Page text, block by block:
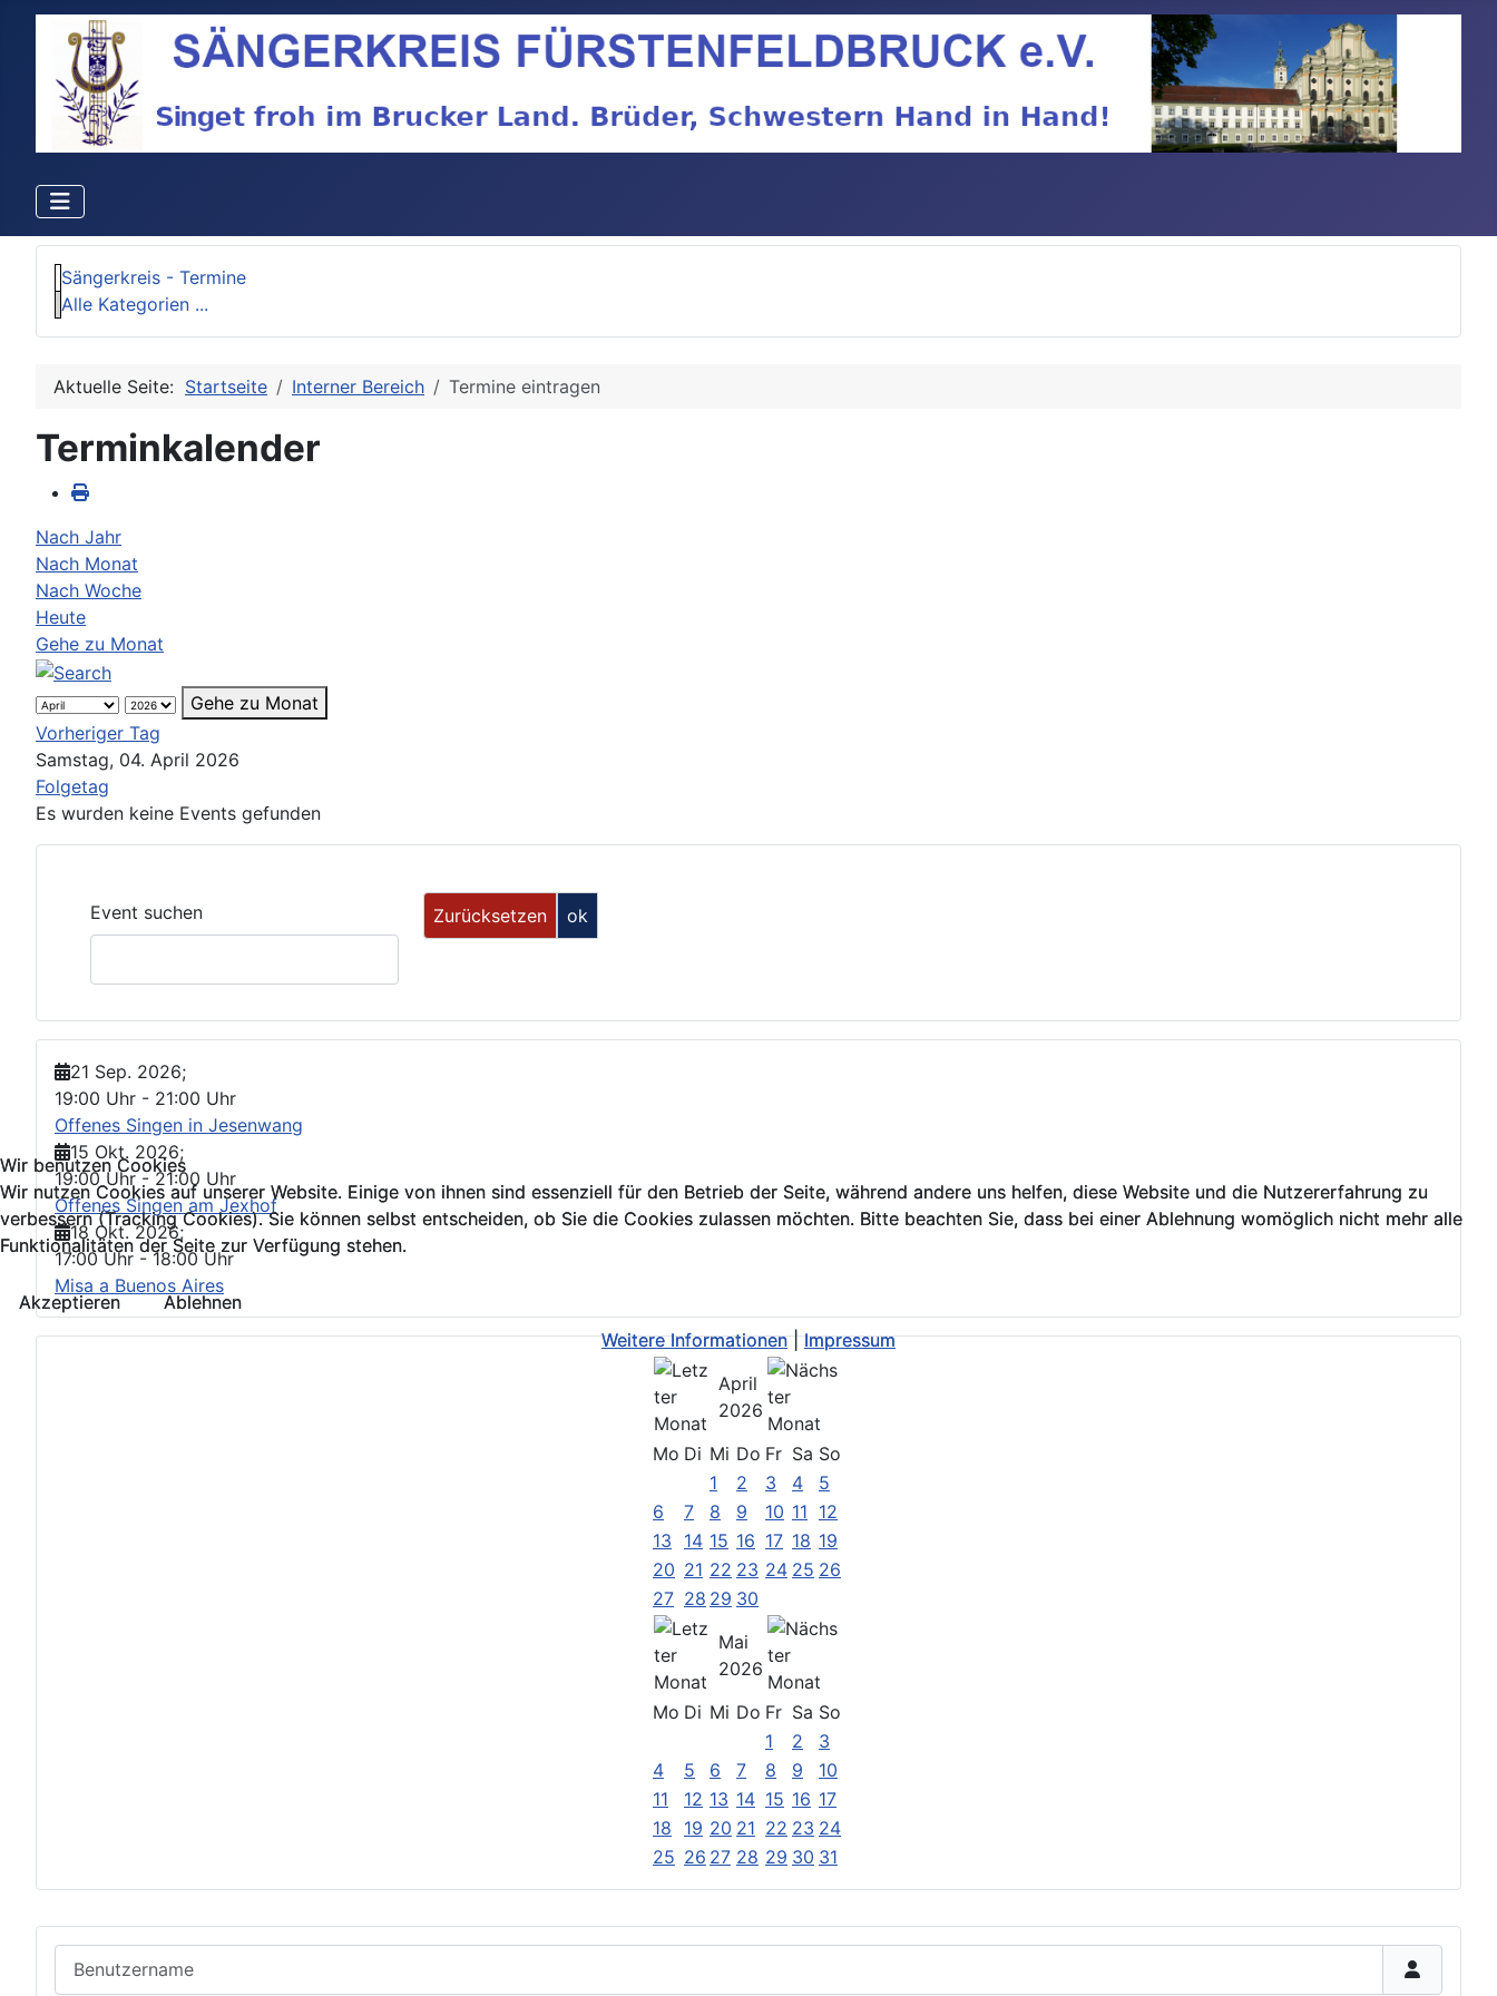
Sängerkreis - Termine
Alle Kategorien ...
Aktuelle Seite: Startseite Interner Bereich Termine eintragen
Terminkalender
Nach Jahr
Nach Monat
Nach Woche
Heute
Gehe zu Monat
Gehe zu Monat
Vorheriger Tag
Samstag, 04. April 2026
Folgetag
Es wurden keine Events gefunden
Event suchen
Wir benutzen Cookies
Wir nutzen Cookies auf unserer Website. Einige von ihnen sind essenziell für den Betrieb der Seite, während andere uns helfen, diese Website und die Nutzererfahrung zu
verbessern (Tracking Cookies). Sie können selbst entscheiden, ob Sie die Cookies zulassen möchten. Bitte beachten Sie, dass bei einer Ablehnung womöglich nicht mehr alle
Funktionalitäten der Seite zur Verfügung stehen.
Akzeptieren
Ablehnen
Weitere Informationen|Impressum
21 Sep. 2026;
19:00 Uhr - 21:00 Uhr
Offenes Singen in Jesenwang
15 Okt. 2026;
19:00 Uhr-21:00 Uhr
Offenes Singen am Jexhof
18 Okt. 2026;
17:00 Uhr -18:00 Uhr
Misa a Buenos Aires
April
2026
Mo Di Mi Do Fr Sa So
1
2 3 4
5
6
7 8 9 10 11 12
13
14 15 16 17 18 19
20 21 22 23 24 25 26
27 28 29 30
Mai
2026
Mo Di Mi Do Fr Sa So
1
2
3
4
5 6 7 8 9
10
11
12 13 14 15 16 17
18
19 20 21 22 23 24
25 26 27 28 29 30 31
Wir benutzen Cookies
Wir nutzen Cookies auf unserer Website. Einige von ihnen sind essenziell für den Betrieb der Seite, während andere uns helfen, diese Website und die Nutzererfahrung zu
verbessern (Tracking Cookies). Sie können selbst entscheiden, ob Sie die Cookies zulassen möchten. Bitte beachten Sie, dass bei einer Ablehnung womöglich nicht mehr alle
Funktionalitäten der Seite zur Verfügung stehen.
Akzeptieren
Ablehnen
Weitere Informationen|Impressum